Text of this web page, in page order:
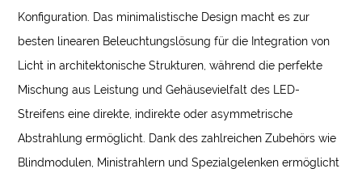
Konfiguration. Das minimalistische Design macht es zur
besten linearen Beleuchtungslösung für die Integration von
Licht in architektonische Strukturen, während die perfekte
Mischung aus Leistung und Gehäusevielfalt des LED-
Streifens eine direkte, indirekte oder asymmetrische
Abstrahlung ermöglicht. Dank des zahlreichen Zubehörs wie
Blindmodulen, Ministrahlern und Spezialgelenken ermöglicht